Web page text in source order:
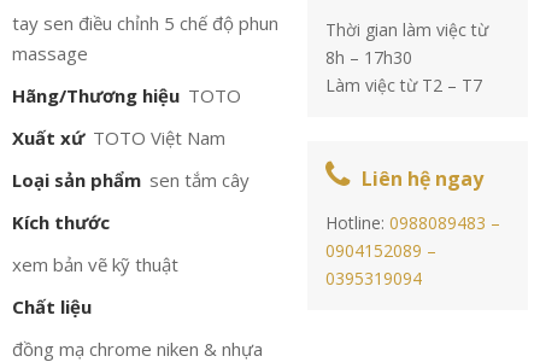
tay sen điều chỉnh 5 chế độ phun
massage
Hãng/Thương hiệu TOTO
Xuất xứ TOTO Việt Nam
Loại sản phẩm sen tắm cây
Kích thước
xem bản vẽ kỹ thuật
Chất liệu
đồng mạ chrome niken & nhựa
Thời gian làm việc từ
8h – 17h30
Làm việc từ T2 – T7
Liên hệ ngay
Hotline:0988089483 –
0904152089 –
0395319094